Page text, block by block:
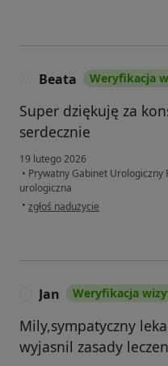
Beata Weryfikacja
Super dziękuję za
serdecznie
19 lutego 2026
• Prywatny Gabinet Urologiczny
urologiczna
• w opinii użytkownika Beata
zgłoś nadużycie
Jan Weryfikacja
Mily,sympatyczny
wyjasnil zasady